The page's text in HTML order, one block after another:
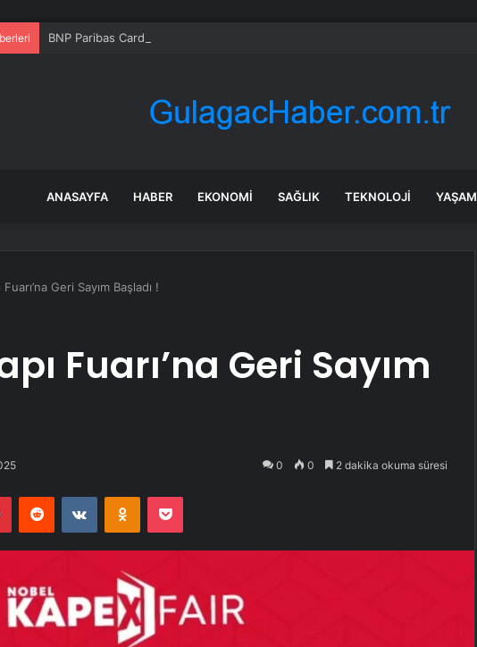
BNP Paribas Cardif Türkiye’nin İç Denetim Direktörü Mustafa Güneş oldu
ANASAYFA HABER EKONOMI SAĞLIK TEKNOLOJI YAŞAM
Geri Sayım Başladı !
Fuarı’na Geri Sayım
0 0 2 dakika okuma süresi
PinterestReddit VKontakteOdnoklassniki
Pocket